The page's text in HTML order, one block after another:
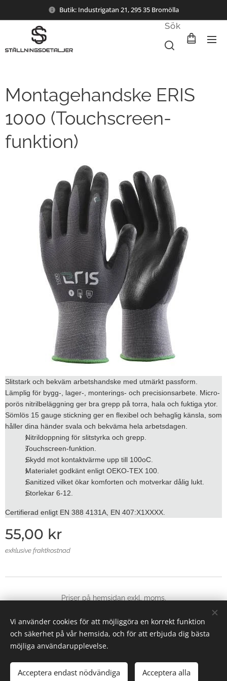
Butik: Industrigatan 21, 295 35 Bromölla
Sök
Montagehandske ERIS
1000 (Touchscreen-
funktion)
Slitstark och bekväm arbetshandske med utmärkt passform.
Lämplig för bygg-, lager-, monterings- och precisionsarbete. Micro-
porös nitrilbeläggning ger bra grepp på torra, hala och fuktiga ytor.
Sömlös 15 gauge stickning ger en flexibel och behaglig känsla, som
håller dina händer svala och bekväma hela arbetsdagen.
Nitrildoppning för slitstyrka och grepp.
Touchscreen-funktion.
Skydd mot kontaktvärme upp till 100oC.
Materialet godkänt enligt OEKO-TEX 100.
Sanitized vilket ökar komforten och motverkar dålig lukt.
Storlekar 6-12.
Certifierad enligt EN 388 4131A, EN 407:X1XXXX.
55,00 kr
exklusive fraktkostnad
Lägg i kundvagnen
Priser på hemsidan exkl, moms.
Webnode
Vi använder cookies för att möjliggöra en korrekt funktion
och säkerhet på vår hemsida, och för att erbjuda dig bästa
möjliga användarupplevelse.
Acceptera endast nödvändiga Acceptera alla